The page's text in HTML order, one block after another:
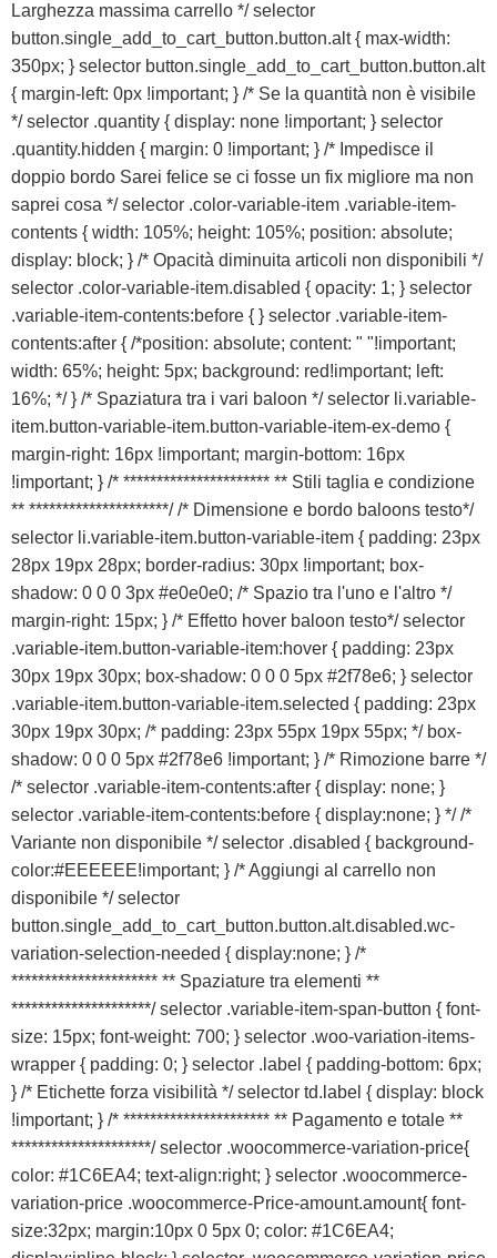
Larghezza massima carrello */ selector
button.single_add_to_cart_button.button.alt { max-width:
350px; } selector button.single_add_to_cart_button.button.alt
{ margin-left: 0px !important; } /* Se la quantità non è visibile
*/ selector .quantity { display: none !important; } selector
.quantity.hidden { margin: 0 !important; } /* Impedisce il
doppio bordo Sarei felice se ci fosse un fix migliore ma non
saprei cosa */ selector .color-variable-item .variable-item-
contents { width: 105%; height: 105%; position: absolute;
display: block; } /* Opacità diminuita articoli non disponibili */
selector .color-variable-item.disabled { opacity: 1; } selector
.variable-item-contents:before { } selector .variable-item-
contents:after { /*position: absolute; content: " "!important;
width: 65%; height: 5px; background: red!important; left:
16%; */ } /* Spaziatura tra i vari baloon */ selector li.variable-
item.button-variable-item.button-variable-item-ex-demo {
margin-right: 16px !important; margin-bottom: 16px
!important; } /* ********************** ** Stili taglia e condizione
** *********************/ /* Dimensione e bordo baloons testo*/
selector li.variable-item.button-variable-item { padding: 23px
28px 19px 28px; border-radius: 30px !important; box-
shadow: 0 0 0 3px #e0e0e0; /* Spazio tra l'uno e l'altro */
margin-right: 15px; } /* Effetto hover baloon testo*/ selector
.variable-item.button-variable-item:hover { padding: 23px
30px 19px 30px; box-shadow: 0 0 0 5px #2f78e6; } selector
.variable-item.button-variable-item.selected { padding: 23px
30px 19px 30px; /* padding: 23px 55px 19px 55px; */ box-
shadow: 0 0 0 5px #2f78e6 !important; } /* Rimozione barre */
/* selector .variable-item-contents:after { display: none; }
selector .variable-item-contents:before { display:none; } */ /*
Variante non disponibile */ selector .disabled { background-
color:#EEEEEE!important; } /* Aggiungi al carrello non
disponibile */ selector
button.single_add_to_cart_button.button.alt.disabled.wc-
variation-selection-needed { display:none; } /*
********************** ** Spaziature tra elementi **
*********************/ selector .variable-item-span-button { font-
size: 15px; font-weight: 700; } selector .woo-variation-items-
wrapper { padding: 0; } selector .label { padding-bottom: 6px;
} /* Etichette forza visibilità */ selector td.label { display: block
!important; } /* ********************** ** Pagamento e totale **
*********************/ selector .woocommerce-variation-price{
color: #1C6EA4; text-align:right; } selector .woocommerce-
variation-price .woocommerce-Price-amount.amount{ font-
size:32px; margin:10px 0 5px 0; color: #1C6EA4;